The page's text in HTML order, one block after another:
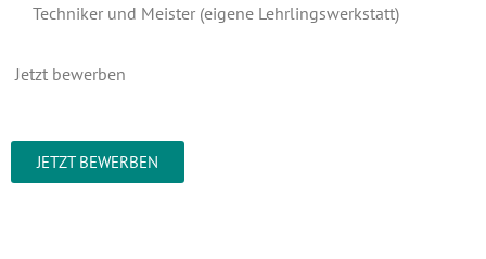
Techniker und Meister (eigene Lehrlingswerkstatt)
Jetzt bewerben
JETZT BEWERBEN